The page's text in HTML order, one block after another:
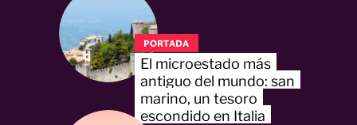
PORTADA
El microestado más
antiguo del mundo: san
marino, un tesoro
escondido en Italia